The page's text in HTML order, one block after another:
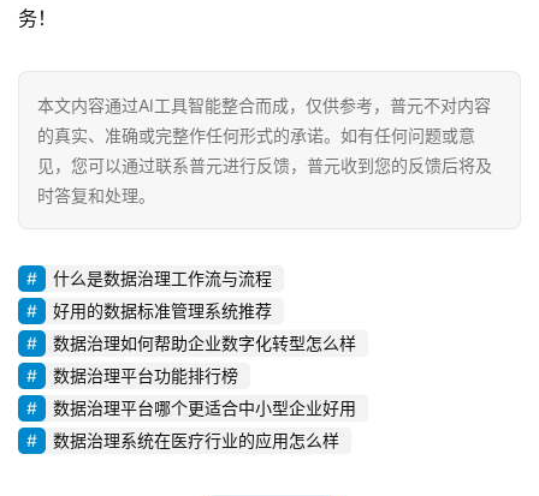
务！
本文内容通过AI工具智能整合而成，仅供参考，普元不对内容
的真实、准确或完整作任何形式的承诺。如有任何问题或意
见，您可以通过联系普元进行反馈，普元收到您的反馈后将及
时答复和处理。
什么是数据治理工作流与流程
好用的数据标准管理系统推荐
数据治理如何帮助企业数字化转型怎么样
数据治理平台功能排行榜
数据治理平台哪个更适合中小型企业好用
数据治理系统在医疗行业的应用怎么样